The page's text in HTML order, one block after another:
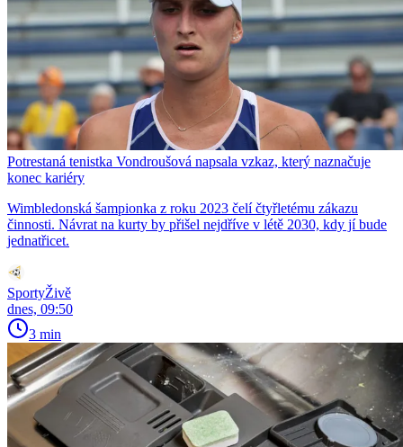
Potrestaná tenistka Vondroušová napsala vzkaz, který naznačuje
konec kariéry
Wimbledonská šampionka z roku 2023 čelí čtyřletému zákazu
činnosti. Návrat na kurty by přišel nejdříve v létě 2030, kdy jí bude
jednatřicet.
SportyŽivě
dnes, 09:50
3 min